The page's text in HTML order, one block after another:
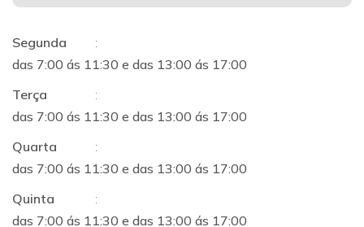
Segunda
:
das 7:00 ás 11:30 e das 13:00 ás 17:00
Terça
:
das 7:00 ás 11:30 e das 13:00 ás 17:00
Quarta
:
das 7:00 ás 11:30 e das 13:00 ás 17:00
Quinta
:
das 7:00 ás 11:30 e das 13:00 ás 17:00